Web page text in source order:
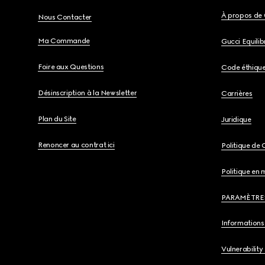
Nous Contacter
Ma Commande
Foire aux Questions
Désinscription à la Newsletter
Plan du Site
Renoncer au contrat ici
À propos de
Gucci
Code
Carrières
Juridique
Politique de
Politique en
Informations
Vulnerability